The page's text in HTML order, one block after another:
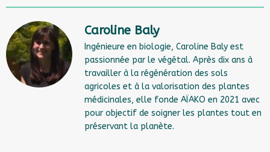
Caroline Baly
Ingénieure en biologie, Caroline Baly est
passionnée par le végétal. Après dix ans à
travailler à la régénération des sols
agricoles et à la valorisation des plantes
médicinales, elle fonde AÏAKO en 2021 avec
pour objectif de soigner les plantes tout en
préservant la planète.